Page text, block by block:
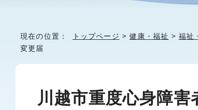
現在の位置： トップページ >健康・福祉 >福祉
変更届
川越市重度心身障